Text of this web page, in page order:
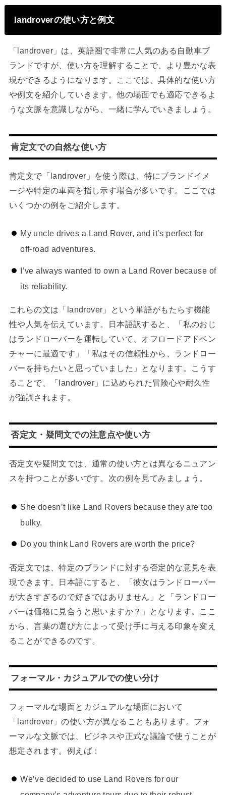
landroverの使い方と例文
「landrover」は、英語圏で非常に人気のある自動車ブ
ランドですが、使い方を理解することで、より豊かな表
現ができるようになります。ここでは、具体的な使い方
や例文を紹介していきます。他の場面でも適応できるよ
うな文脈を意識しながら、一緒に学んでいきましょう。
肯定文での自然な使い方
肯定文で「landrover」を使う際は、特にブランドイメ
ージや特定の車両を指し示す場合が多いです。ここでは
いくつかの例をご紹介します。
My uncle drives a Land Rover, and it’s perfect for
off-road adventures.
I’ve always wanted to own a Land Rover because of
its reliability.
これらの文は「landrover」という単語がもたらす機能
性や人気を伝えています。日本語訳すると、「私のおじ
はランドローバーを運転していて、オフロードアドベン
チャーに最適です」「私はその信頼性から、ランドロー
バーを持ちたいと思っていました」となります。こうす
ることで、「landrover」に込められた冒険心や耐久性
が強調されます。
否定文・疑問文での注意点や使い方
否定文や疑問文では、通常の使い方とは異なるニュアン
スを持つことが多いです。次の例を見てみましょう。
She doesn’t like Land Rovers because they are too
bulky.
Do you think Land Rovers are worth the price?
否定文では、特定のブランドに対する否定的な意見を表
現できます。日本語にすると、「彼女はランドローバー
が大きすぎるので好きではありません」と「ランドロー
バーは価格に見合うと思いますか？」となります。ここ
から、言葉の選び方によって受け手に与える印象を変え
ることができるのです。
フォーマル・カジュアルでの使い分け
フォーマルな場面とカジュアルな場面において
「landrover」の使い方が異なることもあります。フォ
ーマルな文脈では、ビジネスや正式な議論で使うことが
想定されます。例えば：
We’ve decided to use Land Rovers for our